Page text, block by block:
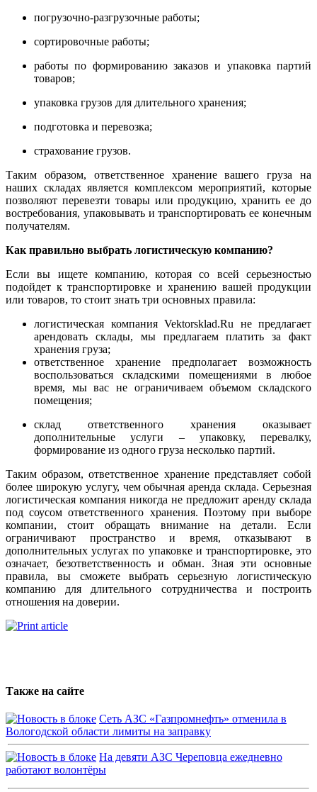
погрузочно-разгрузочные работы;
сортировочные работы;
работы по формированию заказов и упаковка партий
товаров;
упаковка грузов для длительного хранения;
подготовка и перевозка;
страхование грузов.
Таким образом, ответственное хранение вашего груза на
наших складах является комплексом мероприятий, которые
позволяют перевезти товары или продукцию, хранить ее до
востребования, упаковывать и транспортировать ее конечным
получателям.
Как правильно выбрать логистическую компанию?
Если вы ищете компанию, которая со всей серьезностью
подойдет к транспортировке и хранению вашей продукции
или товаров, то стоит знать три основных правила:
логистическая компания Vektorsklad.Ru не предлагает
арендовать склады, мы предлагаем платить за факт
хранения груза;
ответственное хранение предполагает возможность
воспользоваться складскими помещениями в любое
время, мы вас не ограничиваем объемом складского
помещения;
склад ответственного хранения оказывает
дополнительные услуги – упаковку, перевалку,
формирование из одного груза несколько партий.
Таким образом, ответственное хранение представляет собой
более широкую услугу, чем обычная аренда склада. Серьезная
логистическая компания никогда не предложит аренду склада
под соусом ответственного хранения. Поэтому при выборе
компании, стоит обращать внимание на детали. Если
ограничивают пространство и время, отказывают в
дополнительных услугах по упаковке и транспортировке, это
означает, безответственность и обман. Зная эти основные
правила, вы сможете выбрать серьезную логистическую
компанию для длительного сотрудничества и построить
отношения на доверии.
Также на сайте
Сеть АЗС «Газпромнефть» отменила в
Вологодской области лимиты на заправку
На девяти АЗС Череповца ежедневно
работают волонтёры